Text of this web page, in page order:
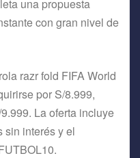
una propuesta
con gran nivel de
razr fold FIFA World
por S/8.999,
La oferta incluye
sin interés y el